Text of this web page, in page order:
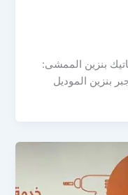
2019 قير اوتماتيك بنزين الممشى:
بنزين الموديل